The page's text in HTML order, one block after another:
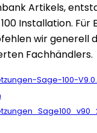
Artikels,
Installation. Für
wir generell
Fachhändlers.
Sage-100-